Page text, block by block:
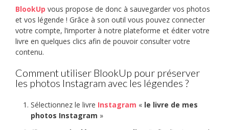
BlookUp vous propose de donc à sauvegarder vos photos
et vos légende ! Grâce à son outil vous pouvez connecter
votre compte, l’importer à notre plateforme et éditer votre
livre en quelques clics afin de pouvoir consulter votre
contenu.
Comment utiliser BlookUp pour préserver
les photos Instagram avec les légendes ?
Sélectionnez le livre Instagram « le livre de mes
photos Instagram »